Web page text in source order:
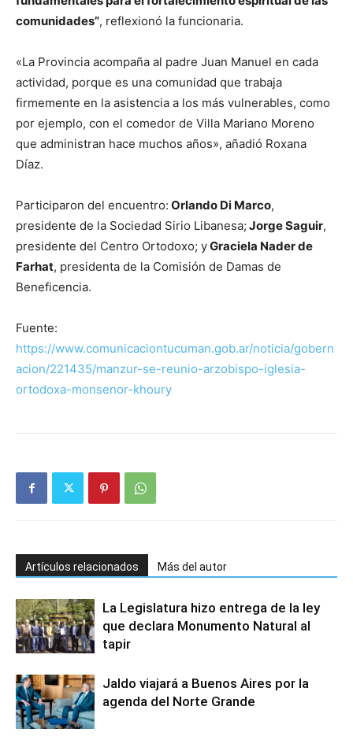
comunidades”, reflexionó la funcionaria.
«La Provincia acompaña al padre Juan Manuel en cada
actividad, porque es una comunidad que trabaja
firmemente en la asistencia a los más vulnerables, como
por ejemplo, con el comedor de Villa Mariano Moreno
que administran hace muchos años», añadió Roxana
Díaz.
Participaron del encuentro: Orlando Di Marco,
presidente de la Sociedad Sirio Libanesa; Jorge Saguir,
presidente del Centro Ortodoxo; yGraciela Nader de
Farhat, presidenta de la Comisión de Damas de
Beneficencia.
Fuente:
https://www.comunicaciontucuman.gob.ar/noticia/gobern
acion/221435/manzur-se-reunio-arzobispo-iglesia-
ortodoxa-monsenor-khoury
Artículos relacionados Más del autor
La Legislatura hizo entrega de la ley
que declara Monumento Natural al
tapir
Jaldo viajará a Buenos Aires por la
agenda del Norte Grande